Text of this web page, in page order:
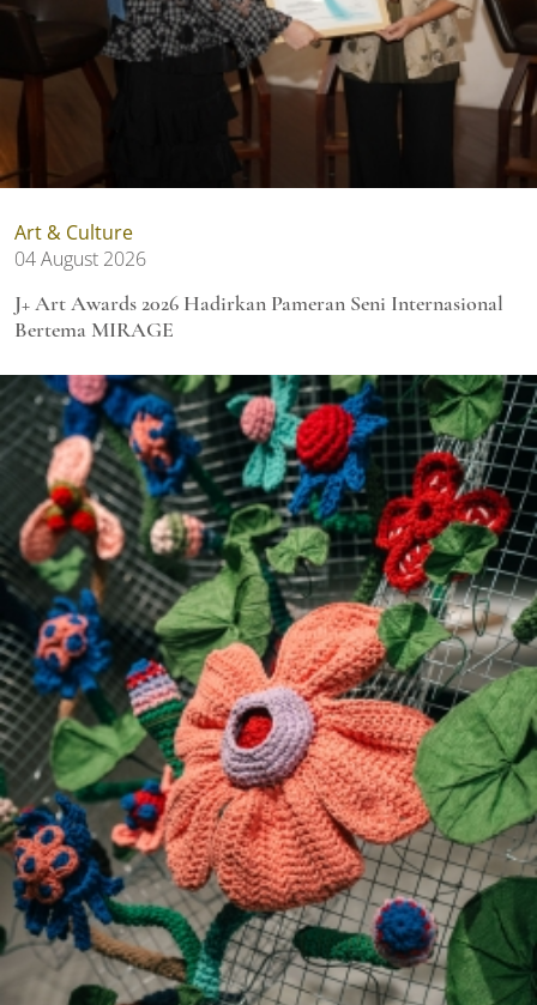
Art & Culture
04 August 2026
J+ Art Awards 2026 Hadirkan Pameran Seni Internasional
Bertema MIRAGE